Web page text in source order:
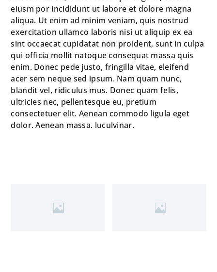
eiusm por incididunt ut labore et dolore magna
aliqua. Ut enim ad minim veniam, quis nostrud
exercitation ullamco laboris nisi ut aliquip ex ea
sint occaecat cupidatat non proident, sunt in culpa
qui officia mollit natoque consequat massa quis
enim. Donec pede justo, fringilla vitae, eleifend
acer sem neque sed ipsum. Nam quam nunc,
blandit vel, ridiculus mus. Donec quam felis,
ultricies nec, pellentesque eu, pretium
consectetuer elit. Aenean commodo ligula eget
dolor. Aenean massa. luculvinar.